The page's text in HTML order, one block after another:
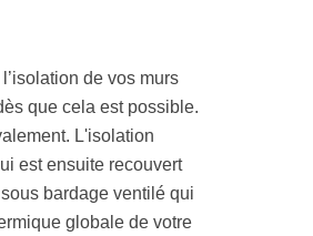
de vos murs
que cela est possible.
L'isolation
est ensuite recouvert
bardage ventilé qui
globale de votre